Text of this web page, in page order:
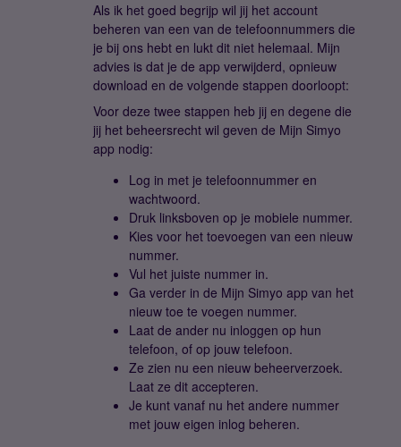
Als ik het goed begrijp wil jij het account
beheren van een van de telefoonnummers die
je bij ons hebt en lukt dit niet helemaal. Mijn
advies is dat je de app verwijderd, opnieuw
download en de volgende stappen doorloopt:
Voor deze twee stappen heb jij en degene die
jij het beheersrecht wil geven de Mijn Simyo
app nodig:
Log in met je telefoonnummer en
wachtwoord.
Druk linksboven op je mobiele nummer.
Kies voor het toevoegen van een nieuw
nummer.
Vul het juiste nummer in.
Ga verder in de Mijn Simyo app van het
nieuw toe te voegen nummer.
Laat de ander nu inloggen op hun
telefoon, of op jouw telefoon.
Ze zien nu een nieuw beheerverzoek.
Laat ze dit accepteren.
Je kunt vanaf nu het andere nummer
met jouw eigen inlog beheren.